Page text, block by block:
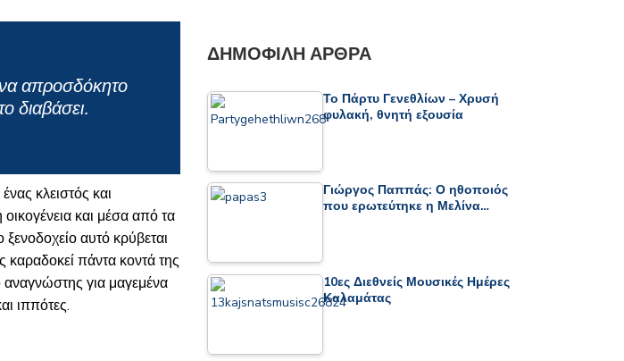
απροσδόκητο
διαβάσει.
κλειστός και
και μέσα από τα
ξενοδοχείο αυτό κρύβεται
καραδοκεί πάντα κοντά της
αναγνώστης για μαγεμένα
ιππότες.
ΔΗΜΟΦΙΛΉ ΆΡΘΡΑ
Το Πάρτυ Γενεθλίων – Χρυσή
φυλακή, θνητή εξουσία
Γιώργος Παππάς: Ο ηθοποιός
που ερωτεύτηκε η Μελίνα…
10ες Διεθνείς Μουσικές Ημέρες
Καλαμάτας